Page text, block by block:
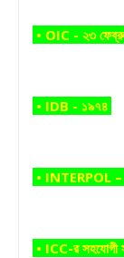
• OIC - ২৩
• IDB - ১৯৭৪
• INTERPOL –
• ICC-র